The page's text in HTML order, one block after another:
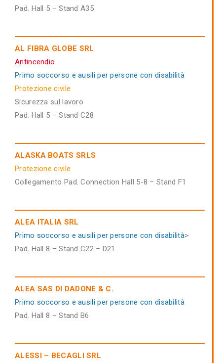
Pad. Hall 5 – Stand A35
AL FIBRA GLOBE SRL
Antincendio
Primo soccorso e ausili per persone con disabilità
Protezione civile
Sicurezza sul lavoro
Pad. Hall 5 – Stand C28
ALASKA BOATS SRLS
Protezione civile
Collegamento Pad. Connection Hall 5-8 – Stand F1
ALEA ITALIA SRL
Primo soccorso e ausili per persone con disabilità>
Pad. Hall 8 – Stand C22 – D21
ALEA SAS DI DADONE & C.
Primo soccorso e ausili per persone con disabilità
Pad. Hall 8 – Stand B6
ALESSI – BECAGLI SRL